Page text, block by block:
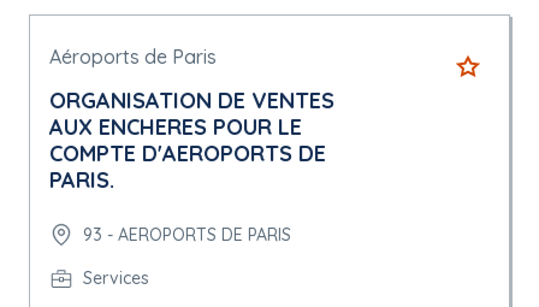
Aéroports de Paris
ORGANISATION DE VENTES
AUX ENCHERES POUR LE
COMPTE D'AEROPORTS DE
PARIS.
93 - AEROPORTS DE PARIS
Services